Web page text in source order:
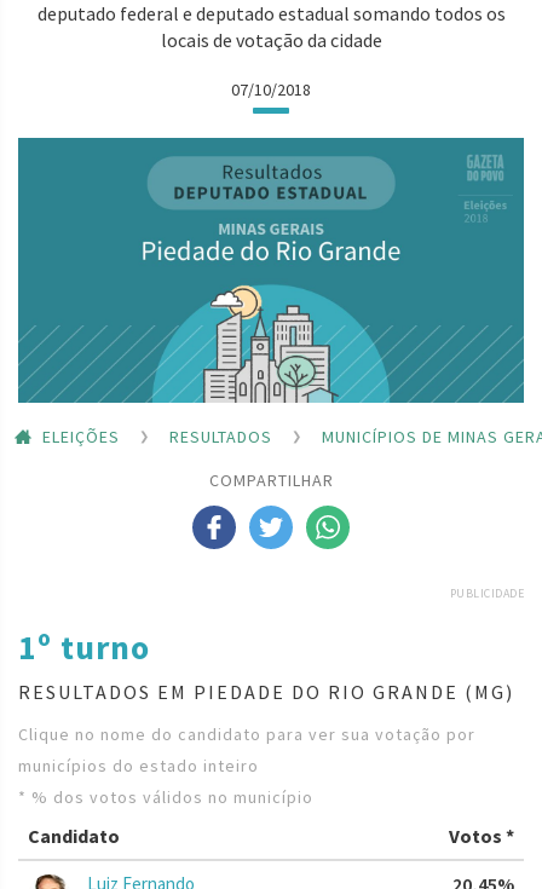
deputado federal e deputado estadual somando todos os
locais de votação da cidade
07/10/2018
ELEIÇÕES RESULTADOS
MUNICÍPIOS DE MINAS
COMPARTILHAR
PUBLICIDADE
1º turno
RESULTADOS EM PIEDADE DO RIO GRANDE (MG)
Clique no nome do candidato para ver sua votação por
municípios do estado inteiro
* % dos votos válidos no município
Candidato Votos *
Luiz Fernando